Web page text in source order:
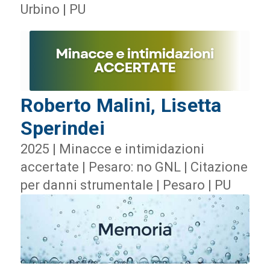
Urbino | PU
Roberto Malini, Lisetta
Sperindei
2025 | Minacce e intimidazioni
accertate | Pesaro: no GNL | Citazione
per danni strumentale | Pesaro | PU